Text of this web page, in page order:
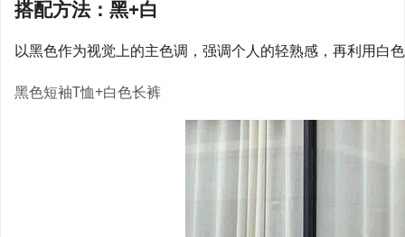
搭配方法：黑+白
以黑色作为视觉上的主色调，强调个人的轻熟感，再利用白
黑色短袖T恤+白色长裤